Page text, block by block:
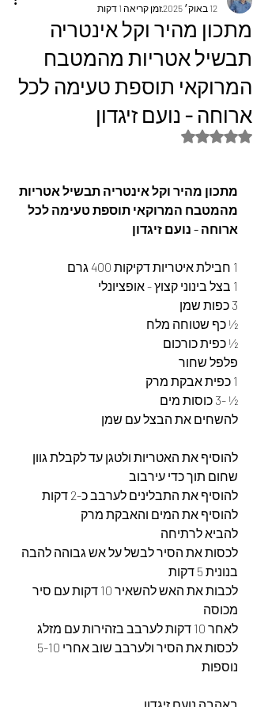
מתכון מהיר וקל אינטריה
תבשיל אטריות מהמטבח
המרוקאי תוספת טעימה לכל
ארוחה - נועם זיגדון
12 באוק׳ 2025
זמן קריאה 1 דקות
דירוג של NaN מתוך 5 כוכבים
מתכון מהיר וקל אינטריה תבשיל אטריות
מהמטבח המרוקאי תוספת טעימה לכל
ארוחה - נועם זיגדון
1 חבילת איטריות דקיקות 400 גרם
1 בצל בינוני קצוץ - אופציונלי
3 כפות שמן
½ כף שטוחה מלח
½ כפית כורכום
פלפל שחור
1 כפית אבקת מרק
½ -3 כוסות מים
להשחים את הבצל עם שמן
להוסיף את האטריות ולטגן עד לקבלת גוון
שחום תוך כדי עירבוב
להוסיף את התבלינים לערבב כ-2 דקות
להוסיף את המים והאבקת מרק
להביא לרתיחה
לכסות את הסיר לבשל על אש גבוהה להבה
בנונית 5 דקות
לכבות את האש להשאיר 10 דקות עם סיר
מכוסה
לאחר 10 דקות לערבב בזהירות עם מזלג
נוספות